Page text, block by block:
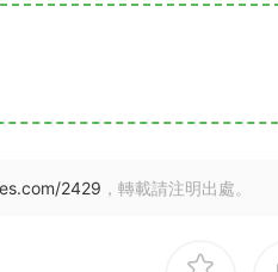
2429 ，轉載請注明出處。